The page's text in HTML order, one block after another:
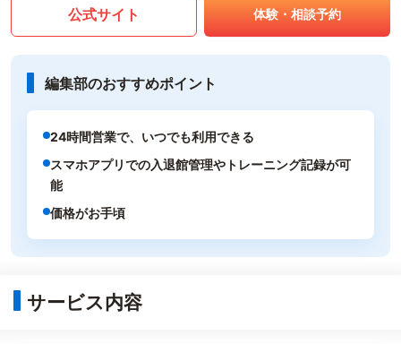
公式サイト 体験・相談予約
編集部のおすすめポイント
24時間営業で、いつでも利用できる
スマホアプリでの入退館管理やトレーニング記録が可
能
価格がお手頃
サービス内容